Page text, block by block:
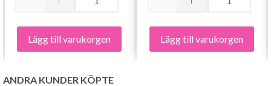
Lägg till varukorgen Lägg till varukorgen
ANDRA KUNDER KÖPTE